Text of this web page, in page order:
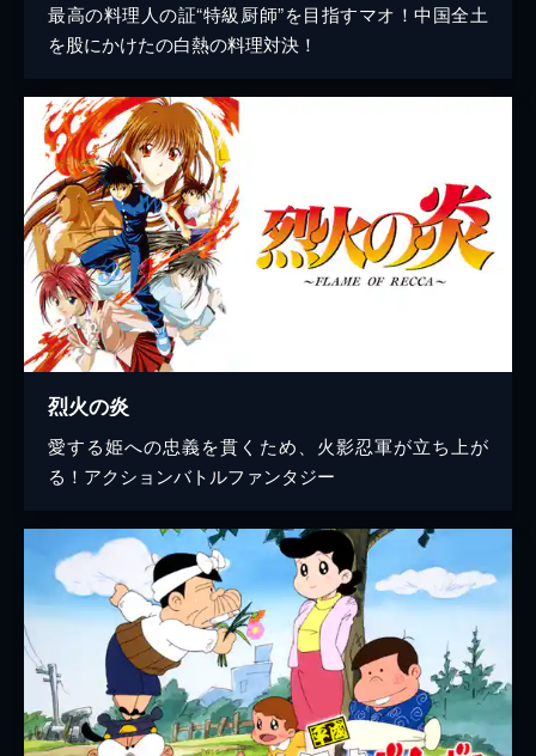
最高の料理人の証“特級厨師”を目指すマオ！中国全土
を股にかけたの白熱の料理対決！
烈火の炎
愛する姫への忠義を貫くため、火影忍軍が立ち上が
る！アクションバトルファンタジー